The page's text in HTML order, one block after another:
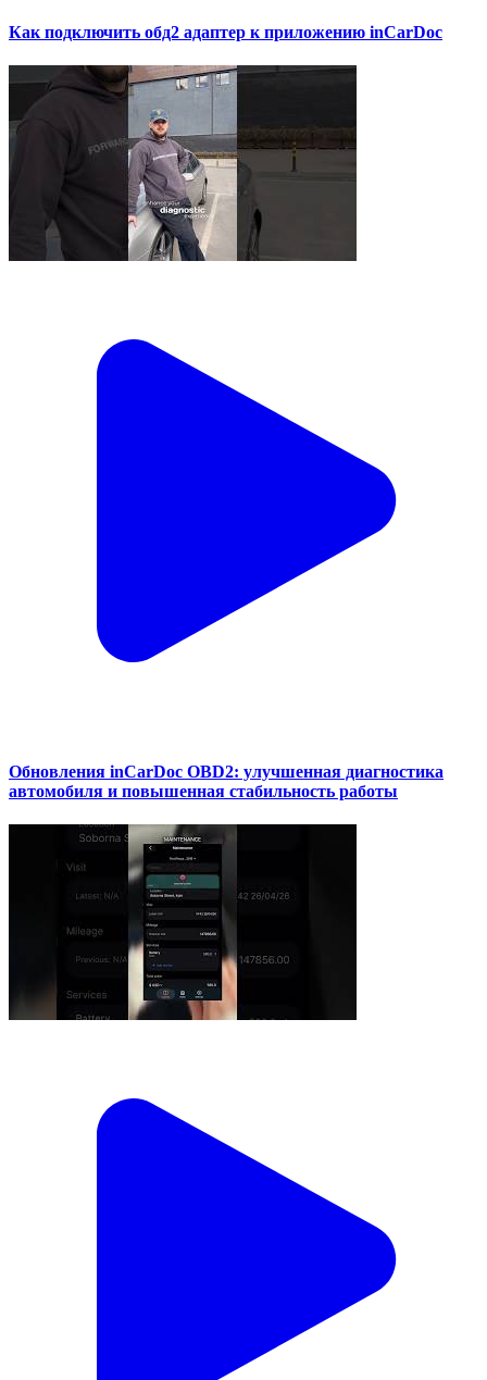
Как подключить обд2 адаптер к приложению inCarDoc
Обновления inCarDoc OBD2: улучшенная диагностика
автомобиля и повышенная стабильность работы